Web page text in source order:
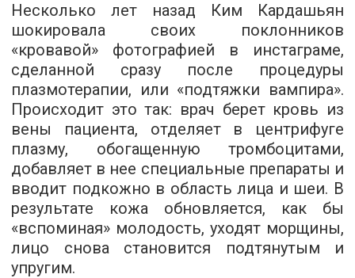
Несколько лет назад Ким Кардашьян
шокировала своих поклонников
«кровавой» фотографией в инстаграме,
сделанной сразу после процедуры
плазмотерапии, или «подтяжки вампира».
Происходит это так: врач берет кровь из
вены пациента, отделяет в центрифуге
плазму, обогащенную тромбоцитами,
добавляет в нее специальные препараты и
вводит подкожно в область лица и шеи. В
результате кожа обновляется, как бы
«вспоминая» молодость, уходят морщины,
лицо снова становится подтянутым и
упругим.